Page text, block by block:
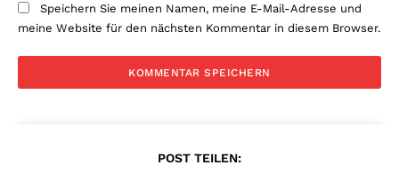
Speichern Sie meinen Namen, meine E-Mail-Adresse und
meine Website für den nächsten Kommentar in diesem Browser.
POST TEILEN: